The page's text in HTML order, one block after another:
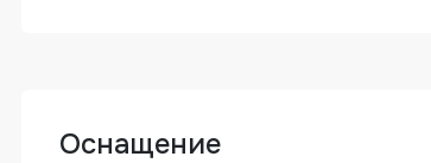
Автоматическая машина
Оснащение